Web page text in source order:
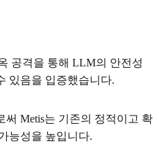
공격을 통해 LLM의 안전성
있음을 입증했습니다.
Metis는 기존의 정적이고 확
능성을 높입니다.